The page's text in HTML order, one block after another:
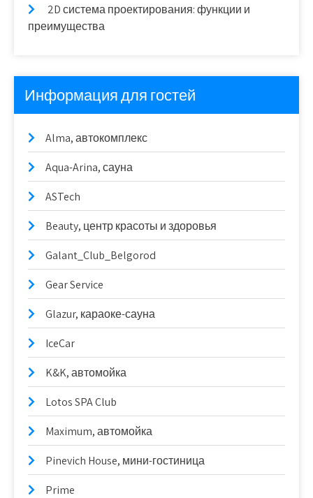
2D система проектирования: функции и
преимущества
Информация для гостей
Alma, автокомплекс
Aqua-Arina, сауна
ASTech
Beauty, центр красоты и здоровья
Galant_Club_Belgorod
Gear Service
Glazur, караоке-сауна
IceCar
K&K, автомойка
Lotos SPA Club
Maximum, автомойка
Pinevich House, мини-гостиница
Prime